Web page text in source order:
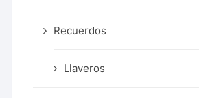
Recuerdos
Llaveros